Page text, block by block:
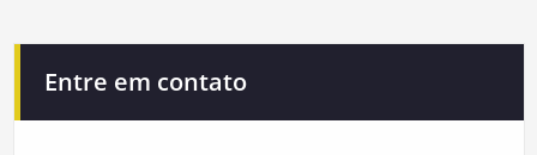
Entre em contato